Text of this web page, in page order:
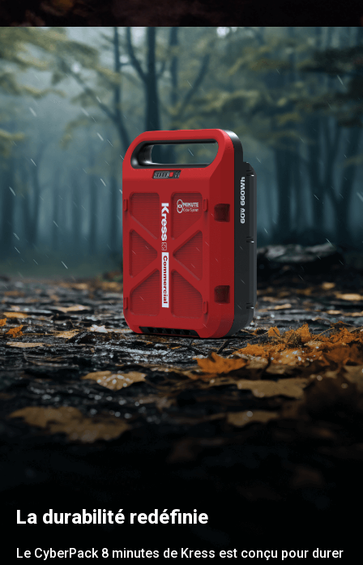
La durabilité redéfinie
Le CyberPack 8 minutes de Kress est conçu pour durer